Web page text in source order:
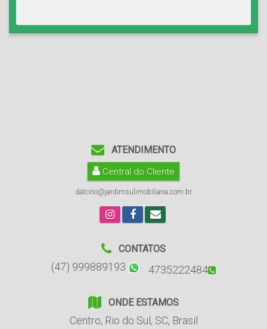
ATENDIMENTO
Central do Cliente
dalcirio@jardimsulimobiliaria.com.br
CONTATOS
(47) 999889193 4735222484
ONDE ESTAMOS
Centro, Rio do Sul , SC, Brasil